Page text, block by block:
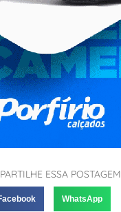
ESSA POSTAGEM
WhatsApp